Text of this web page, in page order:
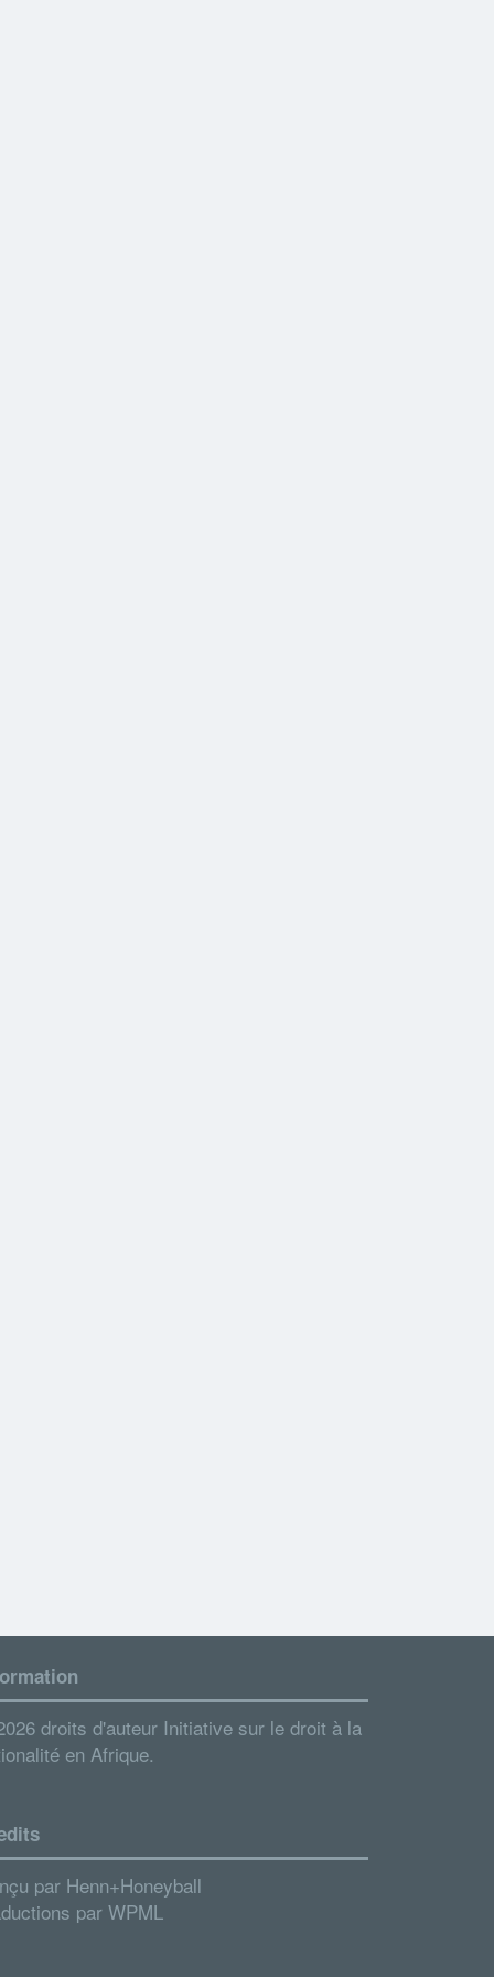
droits d'auteur Initiative sur le droit à la
en Afrique.
par Henn+Honeyball
par WPML